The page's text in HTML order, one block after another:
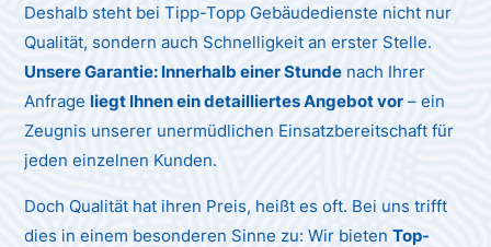
Deshalb steht bei Tipp-Topp Gebäudedienste nicht nur
Qualität, sondern auch Schnelligkeit an erster Stelle.
Unsere Garantie: Innerhalb einer Stunde nach Ihrer
Anfrage liegt Ihnen ein detailliertes Angebot vor – ein
Zeugnis unserer unermüdlichen Einsatzbereitschaft für
jeden einzelnen Kunden.
Doch Qualität hat ihren Preis, heißt es oft. Bei uns trifft
dies in einem besonderen Sinne zu: Wir bietenTop-